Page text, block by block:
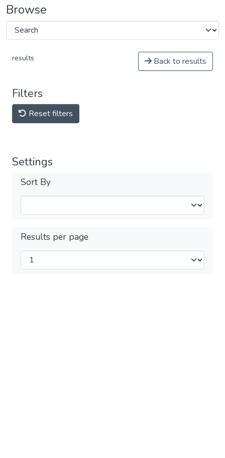
Browse
results Back to results
Filters
Reset filters
Settings
Sort By
Results per page